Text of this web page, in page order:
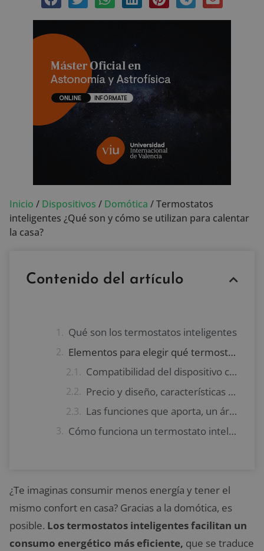
Inicio / Dispositivos / Domótica /Termostatos
inteligentes ¿Qué son y cómo se utilizan para calentar
la casa?
Contenido del artículo
Qué son los termostatos inteligentes
Elementos para elegir qué termostato inteligente comprar
Compatibilidad del dispositivo con el sistema de calefacción instalado
Precio y diseño, características secundarias
Las funciones que aporta, un área con pocas diferencias entre termostatos inteligentes
Cómo funciona un termostato inteligente
¿Te imaginas consumir menos energía y tener el
mismo confort en casa? Gracias a la domótica, es
posible. Los termostatos inteligentes facilitan un
consumo energético más eficiente, que se traduce